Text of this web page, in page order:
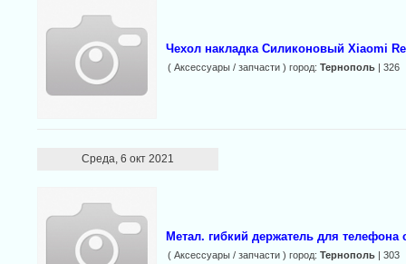
Чехол накладка Силиконовый Xiaomi
( Аксессуары / запчасти ) город: Тернополь| 326
Среда, 6 окт 2021
Метал. гибкий держатель для
( Аксессуары / запчасти ) город: Тернополь| 303